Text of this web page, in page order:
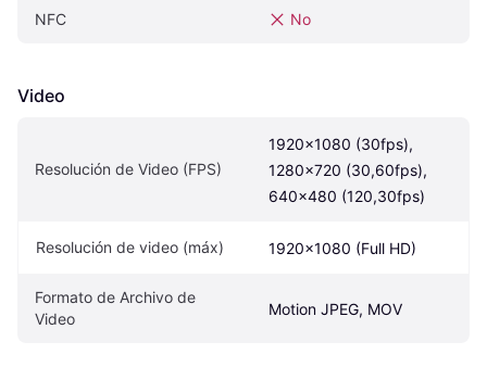
NFC No
Video
Resolución de Video (FPS)
1920x1080 (30fps),
1280x720 (30,60fps),
640x480 (120,30fps)
Resolución de video (máx) 1920x1080 (Full HD)
Formato de Archivo de
Video
Motion JPEG, MOV